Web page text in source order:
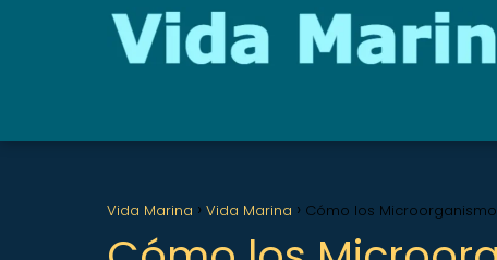
Vida Marina Vida Marina Cómo los